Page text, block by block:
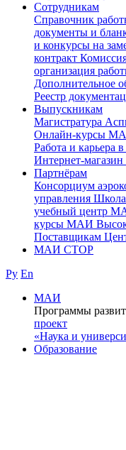
Сотрудникам
Cправочник
документы и
и конкурсы на
контракт
организация
Дополнительное
Реестр
Выпускникам
Магистратура
Онлайн-курсы
Работа и карьера
Интернет-
Партнёрам
Консорциум
управления Школа
учебный центр
курсы МАИ
Поставщикам
МАИ СТОР
Ру En
МАИ
Программы
проект
«Наука и
Образование